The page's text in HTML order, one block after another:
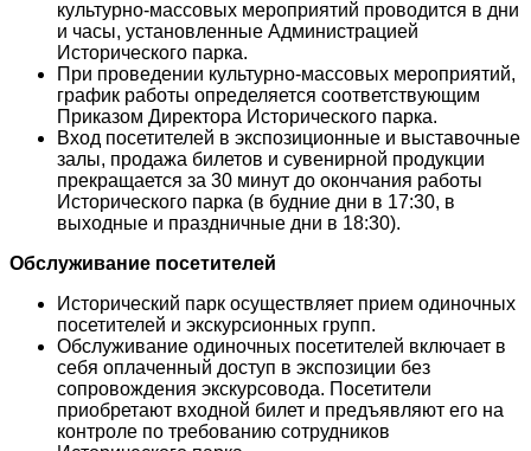
культурно-массовых мероприятий проводится в дни
и часы, установленные Администрацией
Исторического парка.
При проведении культурно-массовых мероприятий,
график работы определяется соответствующим
Приказом Директора Исторического парка.
Вход посетителей в экспозиционные и выставочные
залы, продажа билетов и сувенирной продукции
прекращается за 30 минут до окончания работы
Исторического парка (в будние дни в 17:30, в
выходные и праздничные дни в 18:30).
Обслуживание посетителей
Исторический парк осуществляет прием одиночных
посетителей и экскурсионных групп.
Обслуживание одиночных посетителей включает в
себя оплаченный доступ в экспозиции без
сопровождения экскурсовода. Посетители
приобретают входной билет и предъявляют его на
контроле по требованию сотрудников